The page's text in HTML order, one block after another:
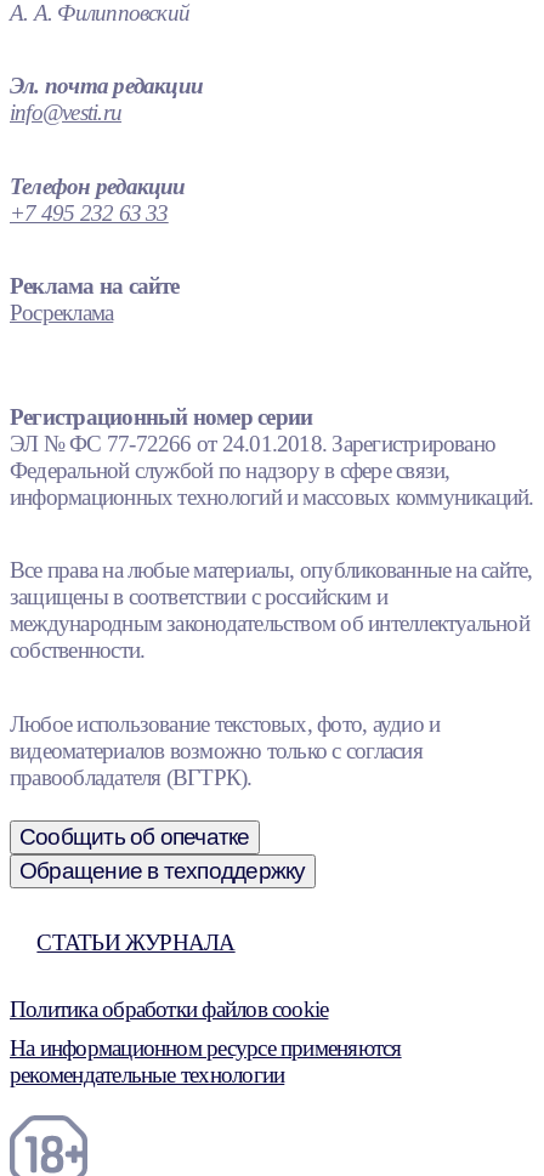
А. А. Филипповский
Эл. почта редакции
info@vesti.ru
Телефон редакции
+7 495 232 63 33
Реклама на сайте
Росреклама
Регистрационный номер серии
ЭЛ № ФС 77-72266 от 24.01.2018. Зарегистрировано
Федеральной службой по надзору в сфере связи,
информационных технологий и массовых коммуникаций.
Все права на любые материалы, опубликованные на сайте,
защищены в соответствии с российским и
международным законодательством об интеллектуальной
собственности.
Любое использование текстовых, фото, аудио и
видеоматериалов возможно только с согласия
правообладателя (ВГТРК).
Сообщить об опечатке
Обращение в техподдержку
СТАТЬИ ЖУРНАЛА
Политика обработки файлов cookie
На информационном ресурсе применяются
рекомендательные технологии